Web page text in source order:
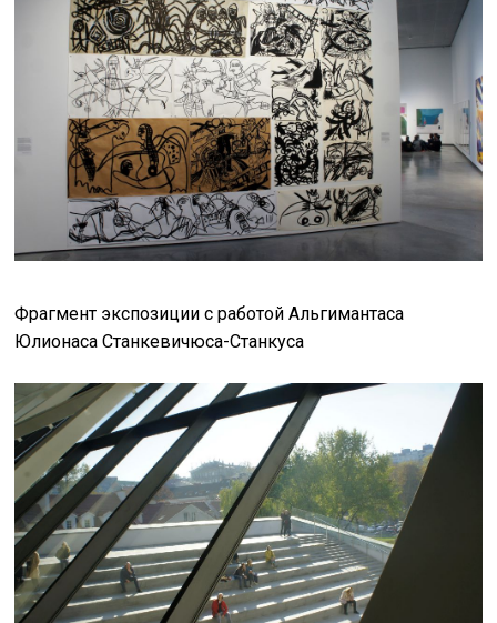
Фрагмент экспозиции с работой Альгимантаса
Юлионаса Станкевичюса-Станкуса